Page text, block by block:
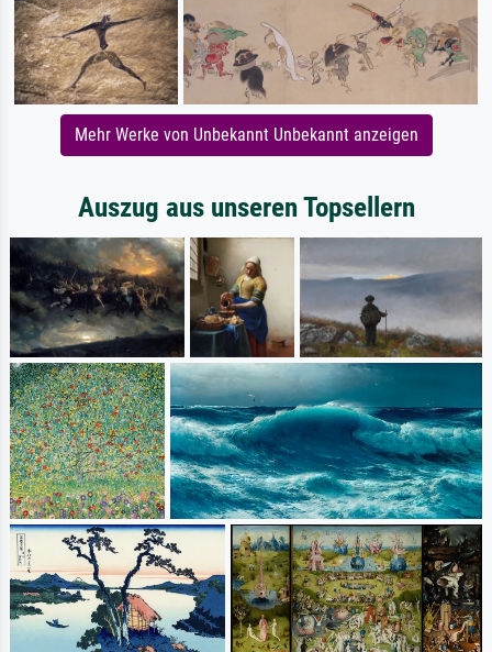
Mehr Werke von Unbekannt Unbekannt anzeigen
Auszug aus unseren Topsellern